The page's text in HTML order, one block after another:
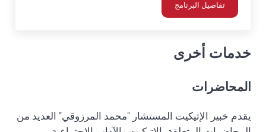
تفاصيل البرنامجبرنامج إتيكيت سيدة المجتمع
خدمات أخرى
المحاضرات
يقدم خبير الإتيكيت المستشار “محمد المرزوقي” العديد من